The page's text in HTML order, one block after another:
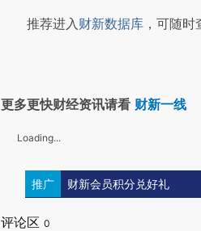
推荐进入财新数据库 ，可随
更多更快财经资讯请看 财新一线
Loading...
推广 财新会员积分兑好礼
评论区 0